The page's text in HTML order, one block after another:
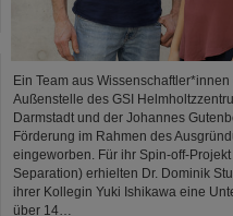
Ein Team aus
Außenstelle des GSI
Darmstadt und der Johannes
Förderung im Rahmen des
eingeworben. Für ihr Spin-off-
Separation) erhielten Dr. Dominik
ihrer Kollegin Yuki Ishikawa eine
über 14…